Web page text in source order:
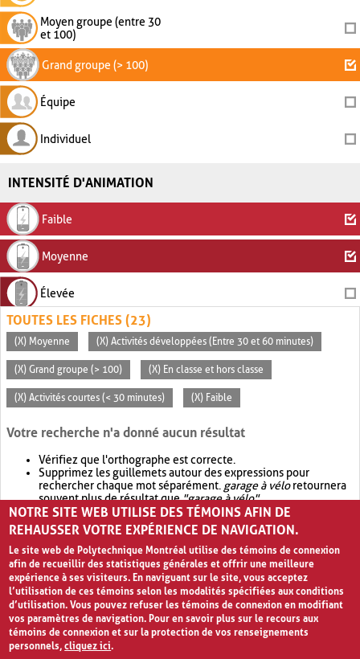
Moyen groupe (entre 30
et 100)
Grand groupe (> 100)
Équipe
Individuel
INTENSITÉ D'ANIMATION
Faible
Moyenne
Élevée
TOUTES LES FICHES (23)
(X) Moyenne (X) Activités développées (Entre 30 et 60 minutes)
(X) Grand groupe (> 100) (X) En classe et hors classe
(X) Activités courtes (< 30 minutes) (X) Faible
Votre recherche n'a donné aucun résultat
Vérifiez que l'orthographe est correcte.
Supprimez les guillemets autour des expressions pour
rechercher chaque mot séparément. garage à véloretournera
souvent plus de résultat que"garage à vélo".
Envisagez d'élargir votre recherche avec OR.garage OR vélo
retournera souvent plus de résultat quegarage à vélo
NOTRE SITE WEB UTILISE DES TÉMOINS AFIN DE
REHAUSSER VOTRE EXPÉRIENCE DE NAVIGATION.
Le site web de Polytechnique Montréal utilise des témoins de connexion
afin de recueillir des statistiques générales et offrir une meilleure
expérience à ses visiteurs. En naviguant sur le site, vous acceptez
l’utilisation de ces témoins selon les modalités spécifiées aux conditions
d’utilisation. Vous pouvez refuser les témoins de connexion en modifiant
vos paramètres de navigation. Pour en savoir plus sur le recours aux
témoins de connexion et sur la protection de vos renseignements
personnels,cliquez ici.